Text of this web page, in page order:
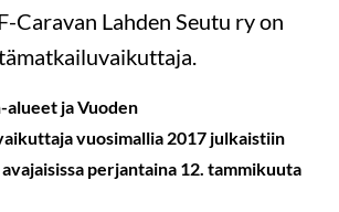
Caravan Lahden Seutu ry on
alueet ja Vuoden
vuosimallia 2017 julkaistiin
perjantaina 12. tammikuuta